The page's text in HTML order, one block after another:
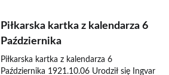
Piłkarska kartka z kalendarza 6
Października
Piłkarska kartka z kalendarza 6
Października 1921.10.06 Urodził się Ingvar